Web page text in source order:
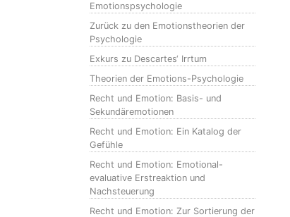
Emotionspsychologie
Zurück zu den Emotionstheorien der
Psychologie
Exkurs zu Descartes‘ Irrtum
Theorien der Emotions-Psychologie
Recht und Emotion: Basis- und
Sekundäremotionen
Recht und Emotion: Ein Katalog der
Gefühle
Recht und Emotion: Emotional-
evaluative Erstreaktion und
Nachsteuerung
Recht und Emotion: Zur Sortierung der